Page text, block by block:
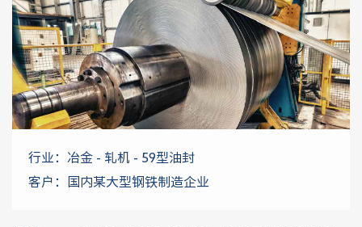
行业：冶金 - 轧机 - 59型油封
客户：国内某大型钢铁制造企业